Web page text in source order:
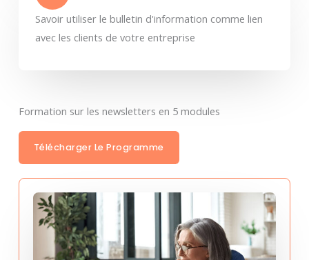
Savoir utiliser le bulletin d'information comme lien
avec les clients de votre entreprise
Formation sur les newsletters en 5 modules
Télécharger Le Programme